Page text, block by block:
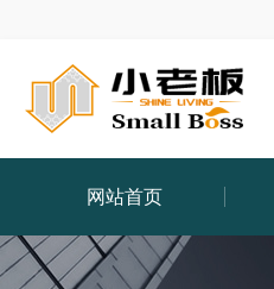
网站首页